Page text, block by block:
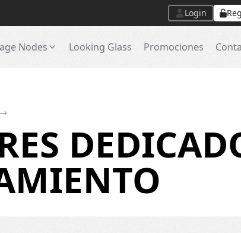
Login
Nodes Looking Glass Promociones